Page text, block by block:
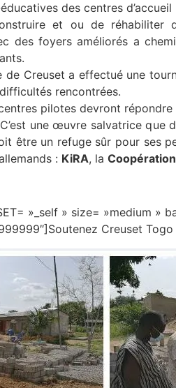
des centres
et ou de réhabiliter
des foyers améliorés a
Creuset a effectué une
rencontrées.
pilotes devront
une œuvre salvatrice que
être un refuge sûr pour ses
: KiRA, la
»_self » size= »medium
Creuset